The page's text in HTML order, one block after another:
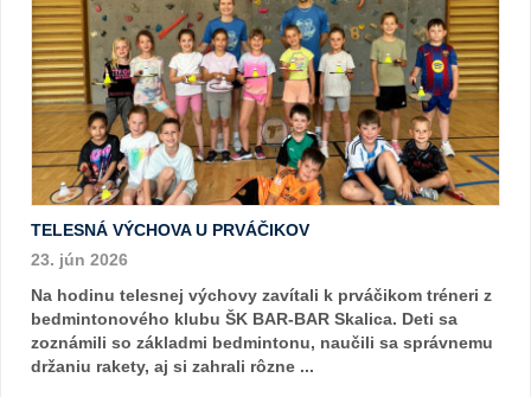
TELESNÁ VÝCHOVA U PRVÁČIKOV
23. jún 2026
Na hodinu telesnej výchovy zavítali k prváčikom tréneri z
bedmintonového klubu ŠK BAR-BAR Skalica. Deti sa
zoznámili so základmi bedmintonu, naučili sa správnemu
držaniu rakety, aj si zahrali rôzne ...